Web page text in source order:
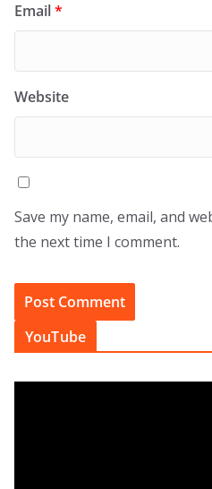
Email*
Website
Save my name, email, and
the next time I comment.
YouTube